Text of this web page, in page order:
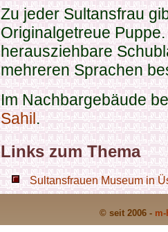
Zu jeder Sultansfrau
Originalgetreue
herausziehbare
mehreren Sprachen
Im Nachbargebäude
Sahil.
Links zum Thema
Sultansfrauen Museum in
© seit 2006 -